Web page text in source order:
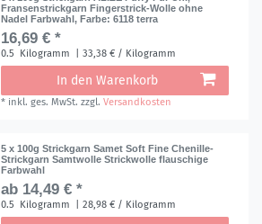
Fransenstrickgarn Fingerstrick-Wolle ohne
Nadel Farbwahl, Farbe: 6118 terra
16,69 € *
0.5 Kilogramm | 33,38 € / Kilogramm
In den Warenkorb
* inkl. ges. MwSt. zzgl.Versandkosten
5 x 100g Strickgarn Samet Soft Fine Chenille-
Strickgarn Samtwolle Strickwolle flauschige
Farbwahl
ab 14,49 € *
0.5 Kilogramm | 28,98 € / Kilogramm